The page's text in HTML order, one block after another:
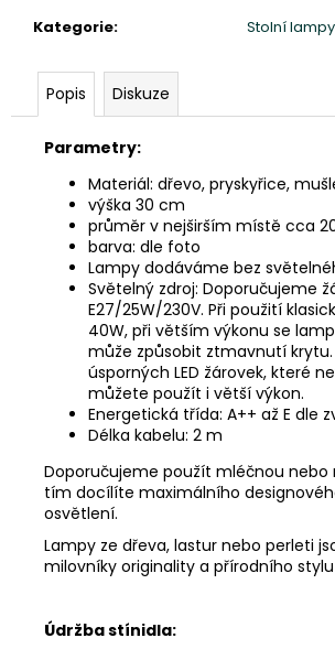
Kategorie: Stolní lampy
Popis Diskuze
Parametry:
Materiál: dřevo, pryskyřice,
výška 30 cm
průměr v nejširším místě cca
barva: dle foto
Lampy dodáváme bez
Světelný zdroj: Doporučujeme
E27/25W/230V. Při použití
40W, při větším výkonu se
může způsobit ztmavnutí krytu.
úsporných LED žárovek, které
můžete použít i větší výkon.
Energetická třída: A++ až E dle
Délka kabelu: 2 m
Doporučujeme použít mléčnou nebo
tím docílíte maximálního
osvětlení.
Lampy ze dřeva, lastur nebo perleti
milovníky originality a přírodního
Údržba stínidla:
MIMINKA
MNICHŮ
CHI,
BA
VÝŠKA
ČERVENÉ
ROUCHO